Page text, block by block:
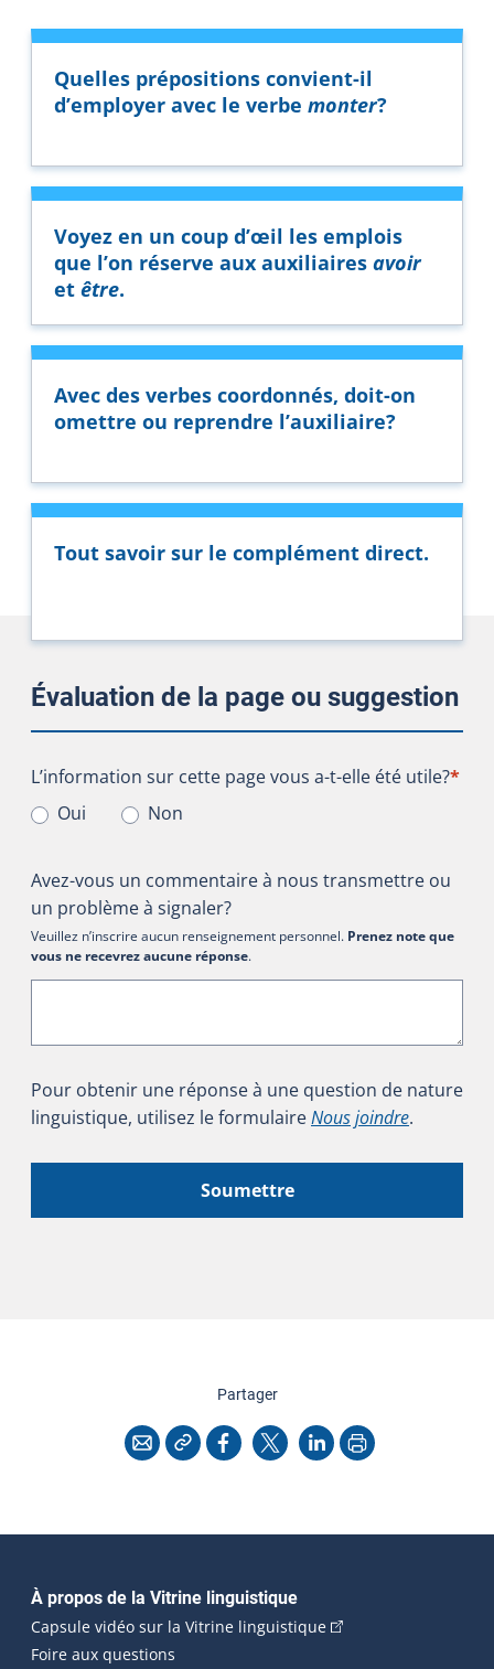
Quelles prépositions convient-il
d’employer avec le verbe monter?
Voyez en un coup d’œil les emplois
que l’on réserve aux auxiliaires avoir
et être.
Avec des verbes coordonnés, doit-on
omettre ou reprendre l’auxiliaire?
Tout savoir sur le complément direct.
Évaluation de la page ou suggestion
L’information sur cette page vous a-t-elle été utile?
L’information sur cette page vous a-t-elle été utile?*
Oui
Non
Avez-vous un commentaire à nous transmettre ou
un problème à signaler?
Veuillez n’inscrire aucun renseignement personnel. Prenez note que
vous ne recevrez aucune réponse.
Pour obtenir une réponse à une question de nature
linguistique, utilisez le formulaireNous joindre.
Soumettre
Partagercette page
CourrielCopier l'adresse
Facebook
X LinkedInImprimer
Navigation principale
À propos de la Vitrine linguistique
Capsule vidéo sur la Vitrine linguistique(Cet hyperlien
Foire aux questions